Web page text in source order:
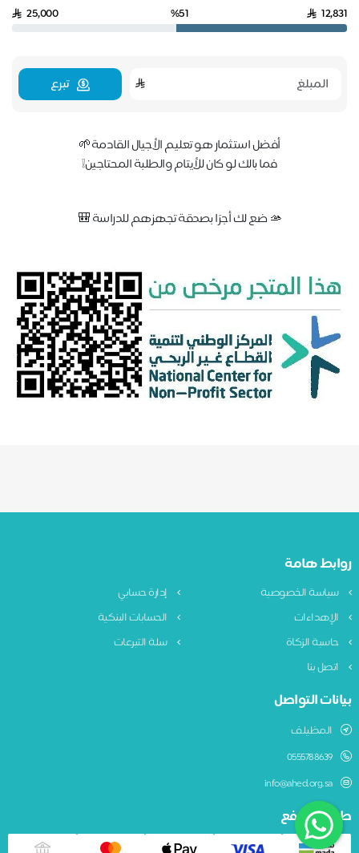
12,831
%51
25,000
تبرع
أفضل استثمار هو تعليم الأجيال القادمة🌱
‏فما بالك لو كان للأيتام والطلبة المحتاجين❕
روابط هامة
سياسة الخصوصية
إدارة حسابي
الإهداءات
الحسابات البنكية
حاسبة الزكاة
سلة التبرعات
اتصل بنا
بيانات التواصل
المظيلف
0555788639
info@ahed.org.sa
طريقة الدفع